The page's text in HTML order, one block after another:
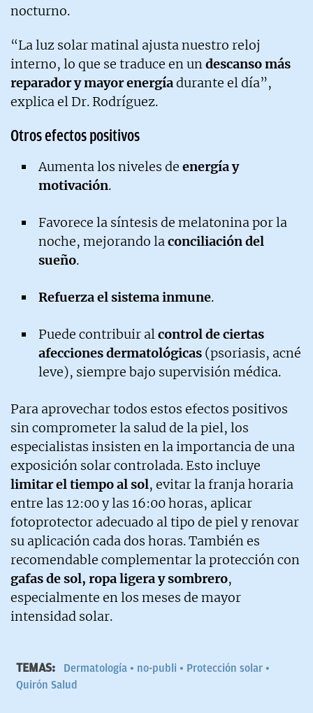
nocturno.
“La luz solar matinal ajusta nuestro reloj
interno, lo que se traduce en undescanso más
reparador y mayor energíadurante el día”,
explica el Dr. Rodríguez.
Otros efectos positivos
Aumenta los niveles de energía y
motivación.
Favorece la síntesis de melatonina por la
noche, mejorando laconciliación del
sueño.
Refuerza el sistema inmune.
Puede contribuir alcontrol de ciertas
afecciones dermatológicas (psoriasis, acné
leve), siempre bajo supervisión médica.
Para aprovechar todos estos efectos positivos
sin comprometer la salud de la piel, los
especialistas insisten en la importancia de una
exposición solar controlada. Esto incluye
limitar el tiempo al sol, evitar la franja horaria
entre las 12:00 y las 16:00 horas, aplicar
fotoprotector adecuado al tipo de piel y renovar
su aplicación cada dos horas. También es
recomendable complementar la protección con
gafas de sol, ropa ligera y sombrero,
especialmente en los meses de mayor
intensidad solar.
TEMAS: Dermatología no-publi
Protección solar
Quirón Salud